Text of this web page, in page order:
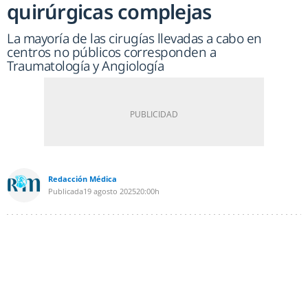
quirúrgicas complejas
La mayoría de las cirugías llevadas a cabo en
centros no públicos corresponden a
Traumatología y Angiología
Redacción Médica
Publicada19 agosto 202520:00h